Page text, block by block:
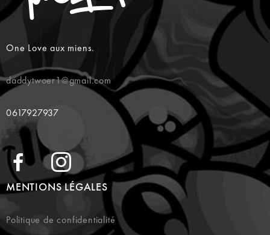
One Love aux miens.
daddytwoer1@gmail.com
0617927937
MENTIONS LÉGALES
Politique de confidentialité